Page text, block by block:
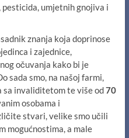
umjetnih gnojiva i
znanja koja doprinose
i zajednice,
očuvanja kako bi je
sada smo, na našoj farmi,
sa invaliditetom te više od70
osobama i
stvari, velike smo učili
mogućnostima, a male